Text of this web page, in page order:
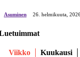
Asuminen 26. helmikuuta,
Viikko Kuukausi